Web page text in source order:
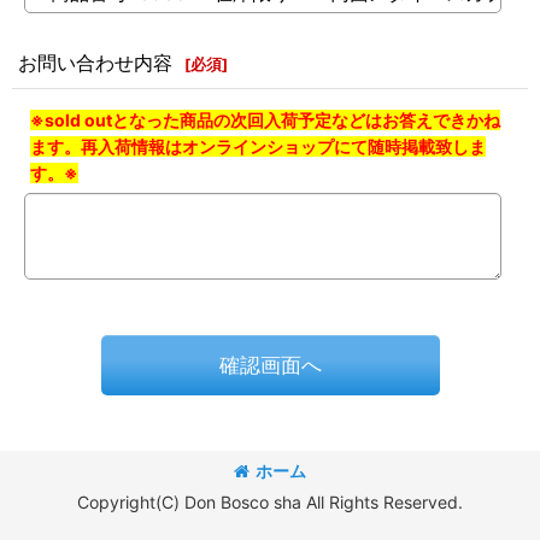
お問い合わせ内容 [必須]
※sold outとなった商品の次回入荷予定などはお答えできかね
ます。再入荷情報はオンラインショップにて随時掲載致しま
す。※
確認画面へ
ホーム
Copyright(C) Don Bosco sha All Rights Reserved.